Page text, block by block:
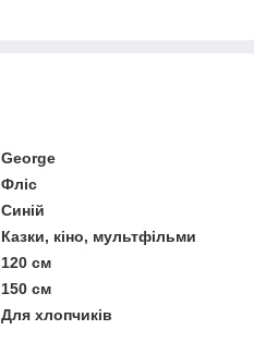
George
Фліс
Синій
Казки, кіно, мультфільми
120 см
150 см
Для хлопчиків